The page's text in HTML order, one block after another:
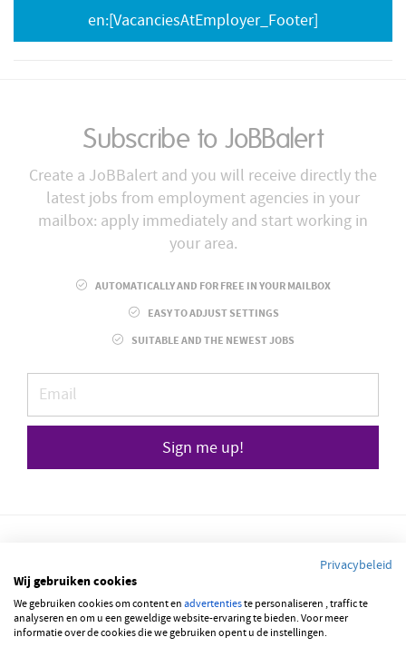
en:[VacanciesAtEmployer_Footer]
Subscribe to JoBBalert
Create a JoBBalert and you will receive directly the
latest jobs from employment agencies in your
mailbox: apply immediately and start working in
your area.
AUTOMATICALLY AND FOR FREE IN YOUR MAILBOX
EASY TO ADJUST SETTINGS
SUITABLE AND THE NEWEST JOBS
Sign me up!
© 2026 JOBBSQUARE
NEDERLANDS ENGLISH
Privacybeleid
Wij gebruiken cookies
We gebruiken cookies om content en advertentieste personaliseren , traffic te
analyseren en om u een geweldige website-ervaring te bieden. Voor meer
informatie over de cookies die we gebruiken opent u de instellingen.